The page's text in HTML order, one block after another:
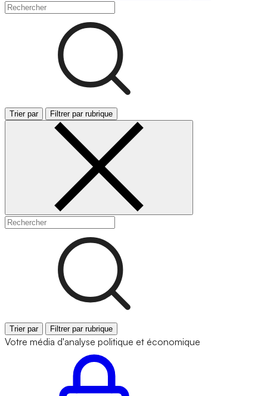
Trier par Filtrer par rubrique
Trier par Filtrer par rubrique
Votre média d'analyse politique et économique